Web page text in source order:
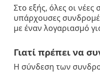
Στο εξής, όλες οι
υπάρχουσες
με έναν λογαριασμό
Γιατί πρέπει να
Η σύνδεση των